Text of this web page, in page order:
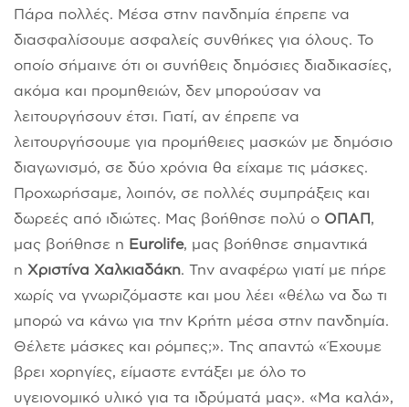
Πάρα πολλές. Μέσα στην πανδημία έπρεπε να
διασφαλίσουμε ασφαλείς συνθήκες για όλους. Το
οποίο σήμαινε ότι οι συνήθεις δημόσιες διαδικασίες,
ακόμα και προμηθειών, δεν μπορούσαν να
λειτουργήσουν έτσι. Γιατί, αν έπρεπε να
λειτουργήσουμε για προμήθειες μασκών με δημόσιο
διαγωνισμό, σε δύο χρόνια θα είχαμε τις μάσκες.
Προχωρήσαμε, λοιπόν, σε πολλές συμπράξεις και
δωρεές από ιδιώτες. Μας βοήθησε πολύ ο ΟΠΑΠ,
μας βοήθησε η Eurolife, μας βοήθησε σημαντικά
η Χριστίνα Χαλκιαδάκη. Την αναφέρω γιατί με πήρε
χωρίς να γνωριζόμαστε και μου λέει «θέλω να δω τι
μπορώ να κάνω για την Κρήτη μέσα στην πανδημία.
Θέλετε μάσκες και ρόμπες;». Της απαντώ «Έχουμε
βρει χορηγίες, είμαστε εντάξει με όλο το
υγειονομικό υλικό για τα ιδρύματά μας». «Μα καλά»,